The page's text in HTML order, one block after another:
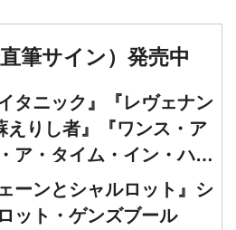
筆サイン）発売中
イタニック』『レヴェナン
えりし者』『ワンス・ア
ア・タイム・イン・ハリ
ド』レオナルド・ディカプ
直筆オートグラフ発売中
ェーンとシャルロット』シ
ット・ゲンズブール